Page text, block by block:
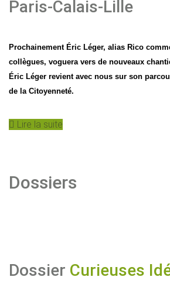
Paris-Calais-Lille
Prochainement Éric Léger, alias Rico
collègues, voguera vers de nouveaux
Éric Léger revient avec nous sur son
de la Citoyenneté.
Lire la suite
Dossiers
Dossier Curieuses